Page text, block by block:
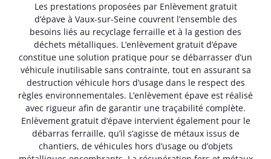
Les prestations proposées par Enlèvement gratuit
d’épave à Vaux-sur-Seine couvrent l’ensemble des
besoins liés au recyclage ferraille et à la gestion des
déchets métalliques. L’enlèvement gratuit d’épave
constitue une solution pratique pour se débarrasser d’un
véhicule inutilisable sans contrainte, tout en assurant sa
destruction véhicule hors d’usage dans le respect des
règles environnementales. L’enlèvement épave est réalisé
avec rigueur afin de garantir une traçabilité complète.
Enlèvement gratuit d’épave intervient également pour le
débarras ferraille, qu’il s’agisse de métaux issus de
chantiers, de véhicules hors d’usage ou d’objets